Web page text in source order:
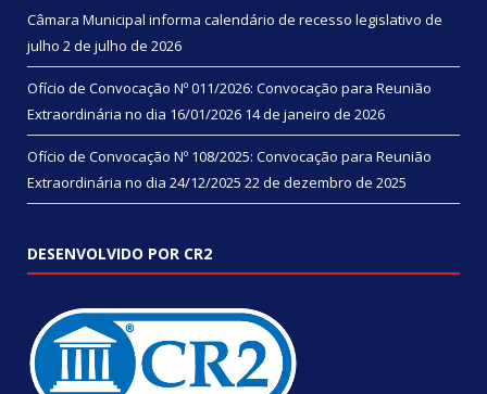
Câmara Municipal informa calendário de recesso legislativo de
julho 2 de julho de 2026
Ofício de Convocação Nº 011/2026: Convocação para Reunião
Extraordinária no dia 16/01/2026 14 de janeiro de 2026
Ofício de Convocação Nº 108/2025: Convocação para Reunião
Extraordinária no dia 24/12/2025 22 de dezembro de 2025
DESENVOLVIDO POR CR2